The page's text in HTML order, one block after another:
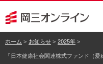
ホーム お知らせ 2025年
「日本健康社会関連株式ファンド（